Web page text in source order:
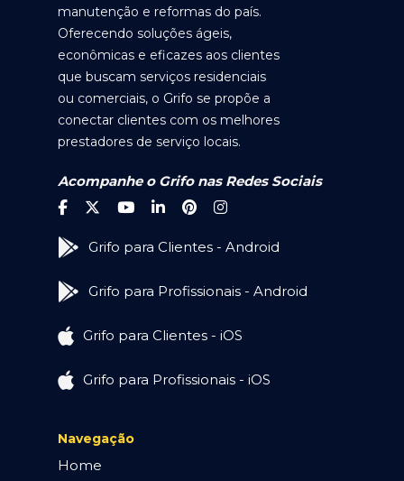
manutenção e reformas do país.
Oferecendo soluções ágeis,
econômicas e eficazes aos clientes
que buscam serviços residenciais
ou comerciais, o Grifo se propõe a
conectar clientes com os melhores
prestadores de serviço locais.
Acompanhe o Grifo nas Redes Sociais
Grifo para Clientes - Android
Grifo para Profissionais - Android
Grifo para Clientes - iOS
Grifo para Profissionais - iOS
Navegação
Home